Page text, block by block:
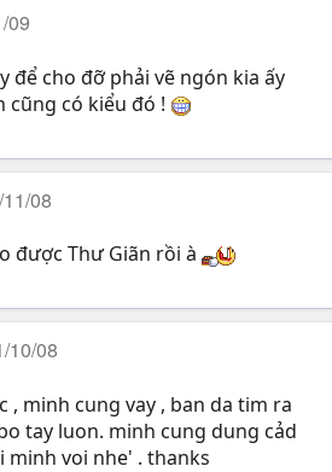
09
để cho đỡ phải vẽ ngón kia ấy
cũng có kiểu đó !
08
được Thư Giãn rồi à
10/08
, minh cung vay , ban da tim ra
tay luon. minh cung dung cảd
minh voi nhe' . thanks